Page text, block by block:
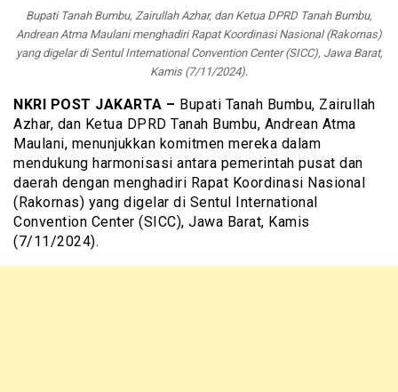
Bupati Tanah Bumbu, Zairullah Azhar, dan Ketua DPRD Tanah Bumbu,
Andrean Atma Maulani menghadiri Rapat Koordinasi Nasional (Rakornas)
yang digelar di Sentul International Convention Center (SICC), Jawa Barat,
Kamis (7/11/2024).
NKRI POST JAKARTA – Bupati Tanah Bumbu, Zairullah
Azhar, dan Ketua DPRD Tanah Bumbu, Andrean Atma
Maulani, menunjukkan komitmen mereka dalam
mendukung harmonisasi antara pemerintah pusat dan
daerah dengan menghadiri Rapat Koordinasi Nasional
(Rakornas) yang digelar di Sentul International
Convention Center (SICC), Jawa Barat, Kamis
(7/11/2024).